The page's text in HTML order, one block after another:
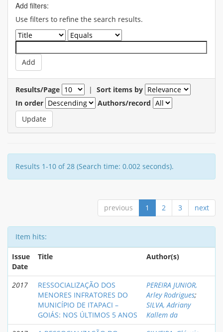
Add filters:
Use filters to refine the search results.
Results/Page | Sort items by
In order
Authors/record
Results 1-10 of 28 (Search time: 0.002 seconds).
previous 1 2 3 next
Item hits:
Issue
Date
Title Author(s)
2017
RESSOCIALIZAÇÃO DOS
MENORES INFRATORES DO
MUNICÍPIO DE ITAPACI –
GOIÁS: NOS ÚLTIMOS 5 ANOS
PEREIRA JUNIOR,
Arley Rodrigues;
SILVA, Adriany
Kallem da